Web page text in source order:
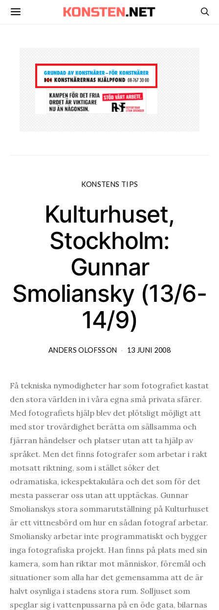
KONSTENS TIPS
Kulturhuset,
Stockholm:
Gunnar
Smoliansky (13/6-
14/9)
ANDERS OLOFSSON 13 JUNI 2008
Få tekniska nymodigheter har som fotografiet kastat
den stora världen in i våra egna små privata sfärer.
Med fotografiets hjälp blev det plötsligt möjligt att
med stor trovärdighet berätta om sällsamma och
fjärran händelser och platser utan att ta hjälp av
språket. Men det finns fotografer som arbetar i rakt
motsatt riktning, som i stället söker det
odramatiska, ickespektakulära och det som för det
mesta passerar oss utan att upptäckas. Gunnar
Smolianskys stora sommarutställning på Kulturhuset
är ett vittnesbörd om hur en sådan fotograf arbetar.
Smoliansky arbetar inte programmatiskt och bygger
inga fotografiska projekt. Han finns på plats med sin
kamera, som han riktar mot människor, föremål och
situationer som alla har det gemensamma att de är
halvt osynliga i stadens stora rum. Solljuset som
speglar sig i vattenpussarna på en öde gata, bilarnas